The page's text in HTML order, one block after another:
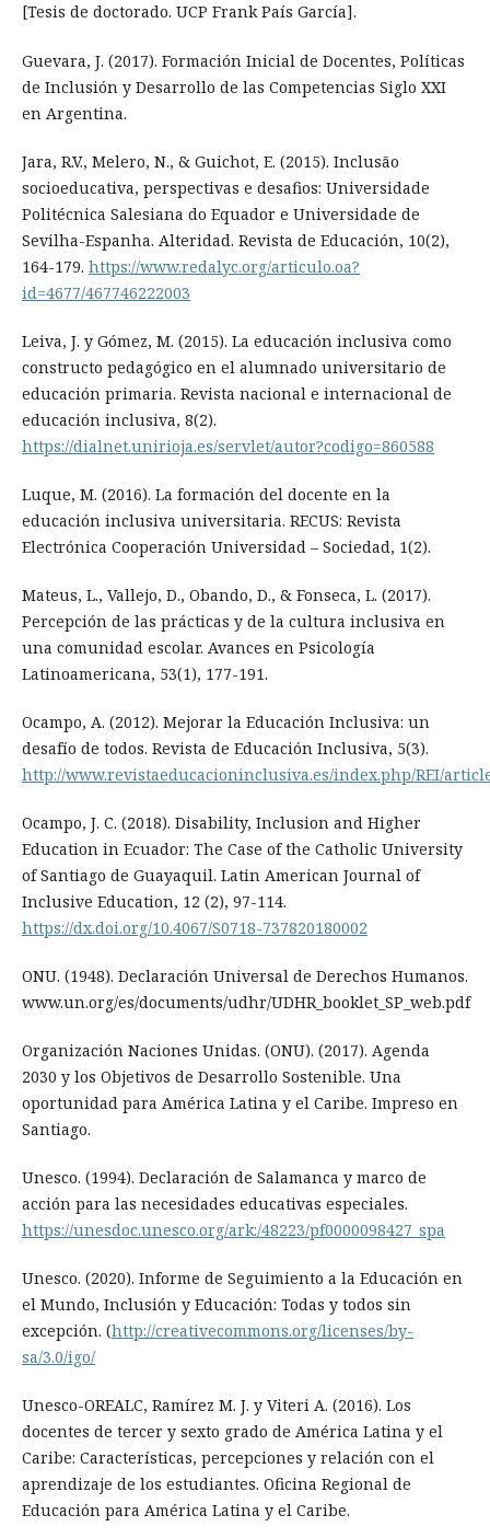
[Tesis de doctorado. UCP Frank País García].
Guevara, J. (2017). Formación Inicial de Docentes, Políticas
de Inclusión y Desarrollo de las Competencias Siglo XXI
en Argentina.
Jara, R.V., Melero, N., & Guichot, E. (2015). Inclusão
socioeducativa, perspectivas e desafios: Universidade
Politécnica Salesiana do Equador e Universidade de
Sevilha-Espanha. Alteridad. Revista de Educación, 10(2),
164-179. https://www.redalyc.org/articulo.oa?
id=4677/467746222003
Leiva, J. y Gómez, M. (2015). La educación inclusiva como
constructo pedagógico en el alumnado universitario de
educación primaria. Revista nacional e internacional de
educación inclusiva, 8(2).
https://dialnet.unirioja.es/servlet/autor?codigo=860588
Luque, M. (2016). La formación del docente en la
educación inclusiva universitaria. RECUS: Revista
Electrónica Cooperación Universidad – Sociedad, 1(2).
Mateus, L., Vallejo, D., Obando, D., & Fonseca, L. (2017).
Percepción de las prácticas y de la cultura inclusiva en
una comunidad escolar. Avances en Psicología
Latinoamericana, 53(1), 177-191.
Ocampo, A. (2012). Mejorar la Educación Inclusiva: un
desafío de todos. Revista de Educación Inclusiva, 5(3).
http://www.revistaeducacioninclusiva.es/index.php/REI/
Ocampo, J. C. (2018). Disability, Inclusion and Higher
Education in Ecuador: The Case of the Catholic University
of Santiago de Guayaquil. Latin American Journal of
Inclusive Education, 12 (2), 97-114.
https://dx.doi.org/10.4067/S0718-737820180002
ONU. (1948). Declaración Universal de Derechos Humanos.
www.un.org/es/documents/udhr/UDHR_booklet_SP_web.pdf
Organización Naciones Unidas. (ONU). (2017). Agenda
2030 y los Objetivos de Desarrollo Sostenible. Una
oportunidad para América Latina y el Caribe. Impreso en
Santiago.
Unesco. (1994). Declaración de Salamanca y marco de
acción para las necesidades educativas especiales.
https://unesdoc.unesco.org/ark:/48223/pf0000098427_spa
Unesco. (2020). Informe de Seguimiento a la Educación en
el Mundo, Inclusión y Educación: Todas y todos sin
excepción. (http://creativecommons.org/licenses/by-
sa/3.0/igo/
Unesco-OREALC, Ramírez M. J. y Viteri A. (2016). Los
docentes de tercer y sexto grado de América Latina y el
Caribe: Características, percepciones y relación con el
aprendizaje de los estudiantes. Oficina Regional de
Educación para América Latina y el Caribe.